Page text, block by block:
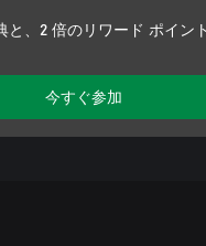
と、2 倍のリワード ポイン
今すぐ参加